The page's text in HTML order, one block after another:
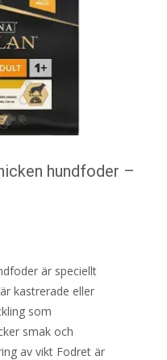
hundfoder –
är speciellt
kastrerade eller
som
smak och
av vikt Fodret är